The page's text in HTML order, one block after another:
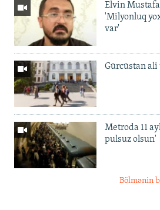
Elvin
'Milyonluq
var'
Gürcüstan
Metroda 11
pulsuz olsun'
Bölmənin